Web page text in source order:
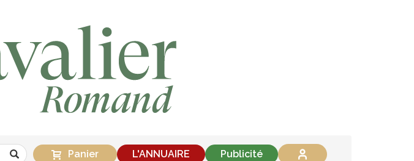
Panier L'ANNUAIRE Publicité